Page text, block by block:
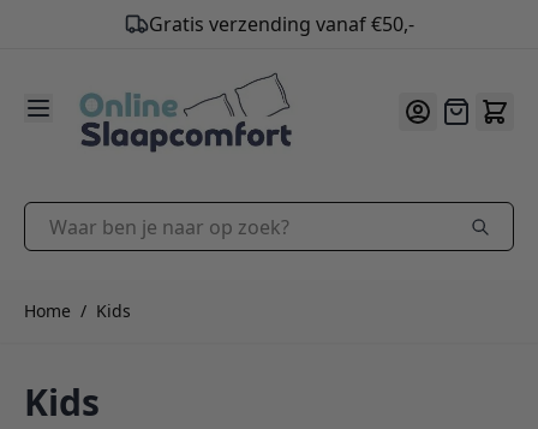
Gratis verzending vanaf €50,-
9.2/10
Offerte
Waar ben je naar op zoek?
Home / Kids
Kids